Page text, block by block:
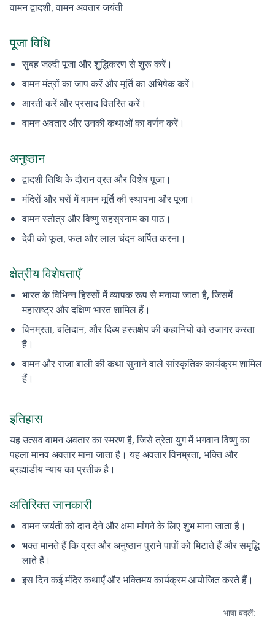
वामन द्वादशी, वामन अवतार जयंती
पूजा विधि
सुबह जल्दी पूजा और शुद्धिकरण से शुरू करें।
वामन मंत्रों का जाप करें और मूर्ति का अभिषेक करें।
आरती करें और प्रसाद वितरित करें।
वामन अवतार और उनकी कथाओं का वर्णन करें।
अनुष्ठान
द्वादशी तिथि के दौरान व्रत और विशेष पूजा।
मंदिरों और घरों में वामन मूर्ति की स्थापना और पूजा।
वामन स्तोत्र और विष्णु सहस्रनाम का पाठ।
देवी को फूल, फल और लाल चंदन अर्पित करना।
क्षेत्रीय विशेषताएँ
भारत के विभिन्न हिस्सों में व्यापक रूप से मनाया जाता है, जिसमें
महाराष्ट्र और दक्षिण भारत शामिल हैं।
विनम्रता, बलिदान, और दिव्य हस्तक्षेप की कहानियों को उजागर करता
है।
वामन और राजा बाली की कथा सुनाने वाले सांस्कृतिक कार्यक्रम शामिल
हैं।
इतिहास
यह उत्सव वामन अवतार का स्मरण है, जिसे त्रेता युग में भगवान विष्णु का
पहला मानव अवतार माना जाता है। यह अवतार विनम्रता, भक्ति और
ब्रह्मांडीय न्याय का प्रतीक है।
अतिरिक्त जानकारी
वामन जयंती को दान देने और क्षमा मांगने के लिए शुभ माना जाता है।
भक्त मानते हैं कि व्रत और अनुष्ठान पुराने पापों को मिटाते हैं और समृद्धि
लाते हैं।
इस दिन कई मंदिर कथाएँ और भक्तिमय कार्यक्रम आयोजित करते हैं।
भाषा बदलें: